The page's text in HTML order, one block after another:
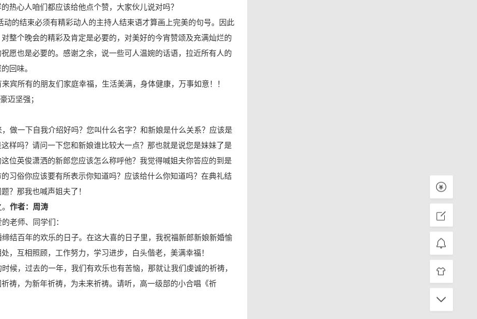
热心人咱们都应该给他点个赞，大家伙儿说对吗？
的结束必须有精彩动人的主持人结束语才算画上完美的句号。因此
整个晚会的精彩及肯定是必要的，对美好的今宵赞颂及充满灿烂的
愿也是必要的。感谢之余，说一些可人温婉的话语，拉近所有人的
回味。
宾所有的朋友们家庭幸福，生活美满，身体健康，万事如意！！
迈坚强；
做一下自我介绍好吗？您叫什么名字？和新娘是什么关系？应该是
样吗？请问一下您和新娘谁比较大一点？那也就是说您是妹妹了是
位英俊潇洒的新郎您应该怎么称呼他？我觉得喊姐夫你答应的到是
习俗你应该要有所表示你知道吗？应该给什么你知道吗？在典礼结
？那我也喊声姐夫了！
作者：周涛
老师、同学们：
结百年的欢乐的日子。在这大喜的日子里，我祝福新郎新娘新婚愉
，互相照顾，工作努力，学习进步，白头偕老，美满幸福！
候，过去的一年，我们有欢乐也有苦恼，那就让我们虔诚的祈祷，
祷，为新年祈祷，为未来祈祷。请听，高一级部的小合唱《祈